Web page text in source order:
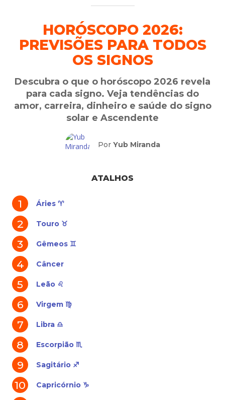
HORÓSCOPO 2026:
PREVISÕES PARA TODOS
OS SIGNOS
Descubra o que o horóscopo 2026 revela
para cada signo. Veja tendências do
amor, carreira, dinheiro e saúde do signo
solar e Ascendente
Por Yub Miranda
ATALHOS
Áries ♈
Touro ♉
Gêmeos ♊
Câncer
Leão ♌
Virgem ♍
Libra ♎
Escorpião ♏
Sagitário ♐
Capricórnio ♑